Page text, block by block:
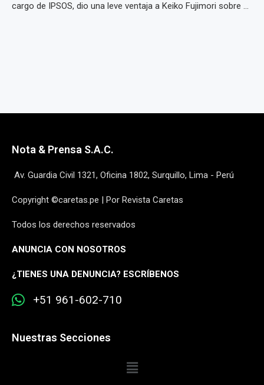
cargo de IPSOS, dio una leve ventaja a Keiko Fujimori sobre ...
Nota & Prensa S.A.C.
Av. Guardia Civil 1321, Oficina 1802, Surquillo, Lima - Perú
Copyright ©caretas.pe | Por Revista Caretas
Todos los derechos reservados
ANUNCIA CON NOSOTROS
¿TIENES UNA DENUNCIA? ESCRÍBENOS
+51 961-602-710
Nuestras Secciones